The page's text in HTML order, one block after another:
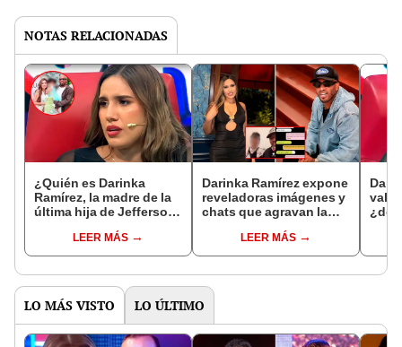
NOTAS RELACIONADAS
¿Quién es Darinka
Ramírez, la madre de la
última hija de Jefferson
sacudir ‘El valor de la
verdad’?
LEER MÁS
Darinka Ramírez expone
reveladoras imágenes y
chats que agravan la
Jefferson Farfán
LEER MÁS
valor
LO MÁS VISTO LO ÚLTIMO